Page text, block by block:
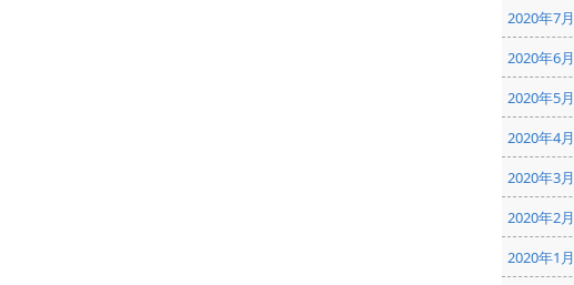
2020年7月
2020年6月
2020年5月
2020年4月
2020年3月
2020年2月
2020年1月